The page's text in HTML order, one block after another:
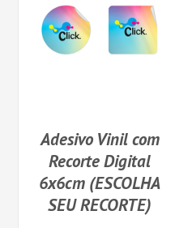
Adesivo Vinil com
Recorte Digital
6x6cm (ESCOLHA
SEU RECORTE)